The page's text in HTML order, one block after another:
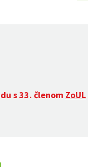
s 33. členom ZoUL